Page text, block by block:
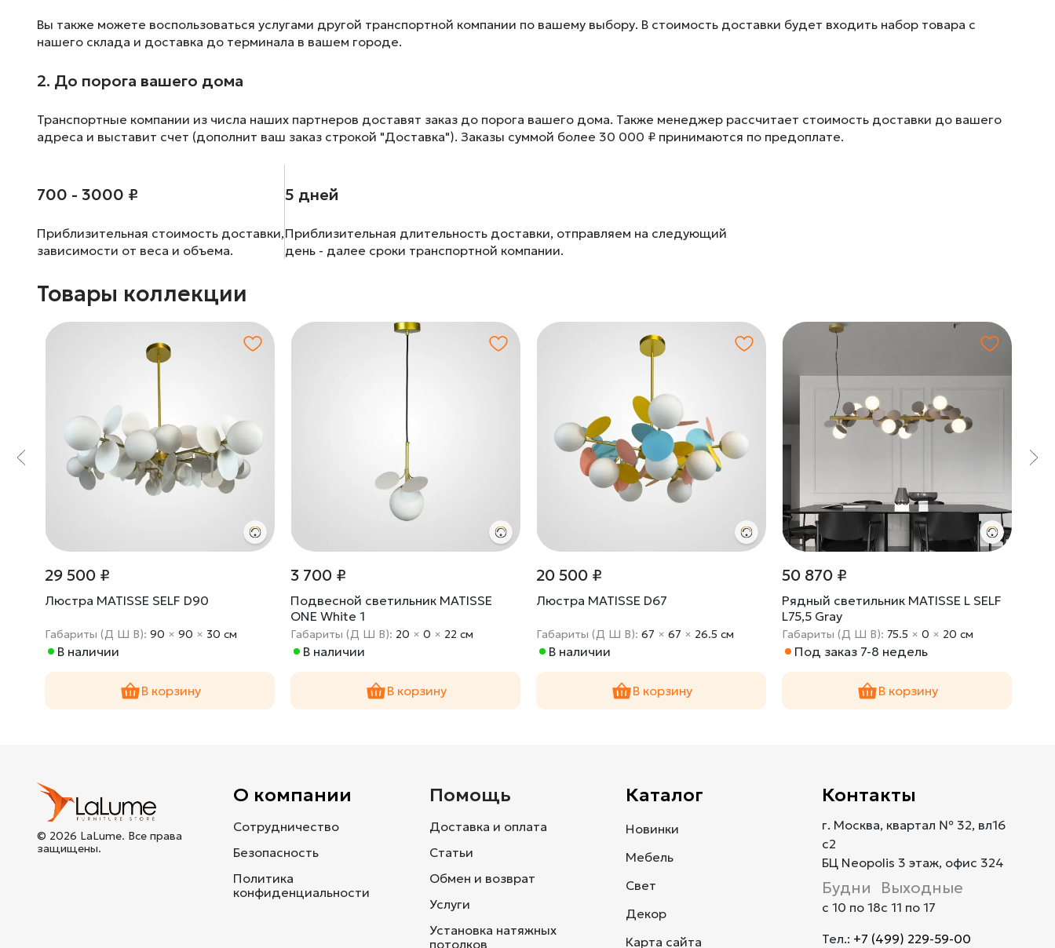
Вы также можете воспользоваться услугами другой транспортной компании по вашему выбору. В стоимость доставки будет входить набор товара с
нашего склада и доставка до терминала в вашем городе.
2. До порога вашего дома
Транспортные компании из числа наших партнеров доставят заказ до порога вашего дома. Также менеджер рассчитает стоимость доставки до вашего
адреса и выставит счет (дополнит ваш заказ строкой "Доставка"). Заказы суммой более 30 000 ₽ принимаются по предоплате.
700 - 3000 ₽
Приблизительная стоимость доставки,
зависимости от веса и объема.
5 дней
Приблизительная длительность доставки, отправляем на следующий
день - далее сроки транспортной компании.
Товары коллекции
29 500 ₽
Люстра MATISSE SELF D90
Габариты (Д Ш В):90 ×90 × 30 cм
В наличии
В корзину
3 700 ₽
Подвесной светильник MATISSE
ONE White 1
Габариты (Д Ш В): 20 ×0 × 22 cм
В наличии
В корзину
20 500 ₽
Люстра MATISSE D67
Габариты (Д Ш В):67 ×67 × 26.5 cм
В наличии
В корзину
50 870 ₽
Рядный светильник MATISSE L SELF
L75,5 Gray
Габариты (Д Ш В): 75.5 ×0 × 20 cм
Под заказ 7-8 недель
В корзину
© 2026 LaLume. Все права
защищены.
О компании
Сотрудничество
Безопасность
Политика
конфиденциальности
Помощь
Доставка и оплата
Статьи
Обмен и возврат
Услуги
Установка натяжных
потолков
Каталог
Новинки
Мебель
Свет
Декор
Карта сайта
Контакты
г. Москва, квартал № 32, вл16
с2
БЦ Neopolis 3 этаж, офис 324
Будни
с 10 по 18
Выходные
с 11 по 17
Тел.: +7 (499) 229-59-00